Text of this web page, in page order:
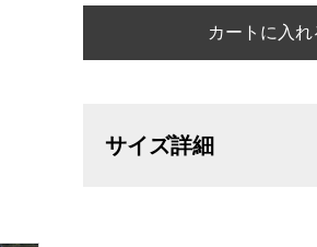
カートに入れ
サイズ詳細